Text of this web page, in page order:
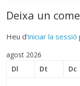
Deixa un
Heu d'iniciar la sessió
agost 2026
Dl
Dt Dc